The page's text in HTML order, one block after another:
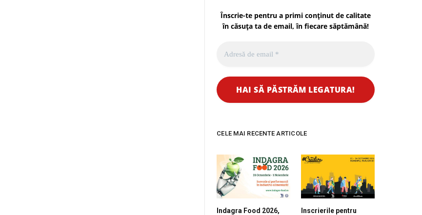
Înscrie-te pentru a primi conținut de calitate
în căsuța ta de email, în fiecare săptămână!
CELE MAI RECENTE ARTICOLE
Indagra Food 2026,
Inscrierile pentru